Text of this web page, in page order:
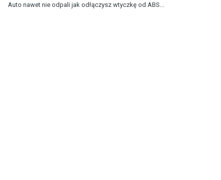
Auto nawet nie odpali jak odłączysz wtyczkę od ABS...